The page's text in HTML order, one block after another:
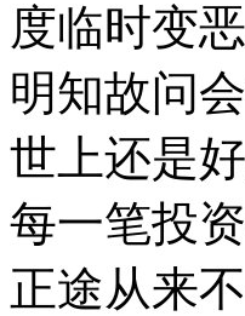
度临时变
明知故问
世上还是
每一笔投
正途从来